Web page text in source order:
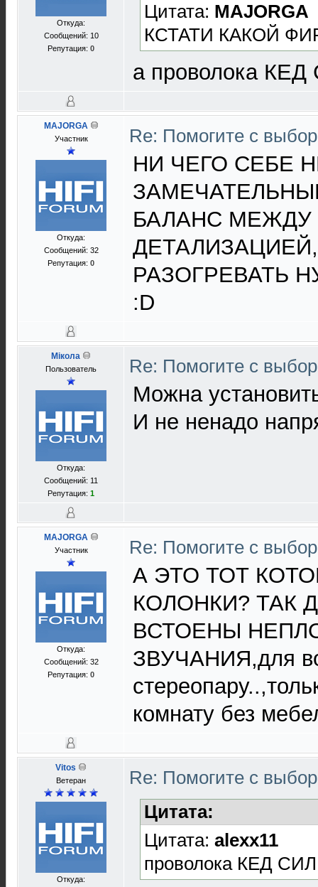
Откуда:
Сообщений: 10
Репутация: 0
Цитата: MAJORGA
КСТАТИ КАКОЙ
а проволока
MAJORGA
Участник
Откуда:
Сообщений: 32
Репутация: 0
Re: Помогите с
НИ ЧЕГО СЕБЕ
БАЛАНС
РАЗОГРЕВАТЬ
:D
Мiкола
Пользователь
Откуда:
Сообщений: 11
Репутация: 1
Re: Помогите с
Можна
И не ненадо
MAJORGA
Участник
Откуда:
Сообщений: 32
Репутация: 0
Re: Помогите с
А ЭТО ТОТ
КОЛОНКИ? ТАК
ВСТОЕНЫ
ЗВУЧАНИЯ,для
комнату без
Vitos
Ветеран
Откуда:
Re: Помогите с
Цитата:
Цитата: alexx11
проволока КЕД